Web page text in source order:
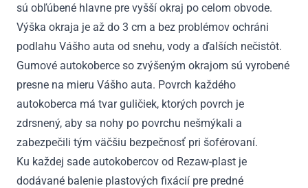
2016
sú obľúbené hlavne pre vyšší okraj po celom obvode.
Výška okraja je až do 3 cm a bez problémov ochráni
podlahu Vášho auta od snehu, vody a ďalších nečistôt.
Gumové autokoberce so zvýšeným okrajom sú vyrobené
presne na mieru Vášho auta. Povrch každého
autokoberca má tvar guličiek, ktorých povrch je
zdrsnený, aby sa nohy po povrchu nešmýkali a
zabezpečili tým väčšiu bezpečnosť pri šoférovaní.
Ku každej sade autokobercov od Rezaw-plast je
dodávané balenie plastových fixácií pre predné